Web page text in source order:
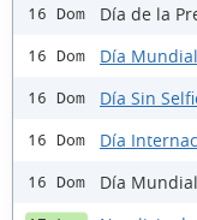
16 Dom Día de la
16 Dom Día
16 Dom Día Sin
16 Dom Día
16 Dom Día